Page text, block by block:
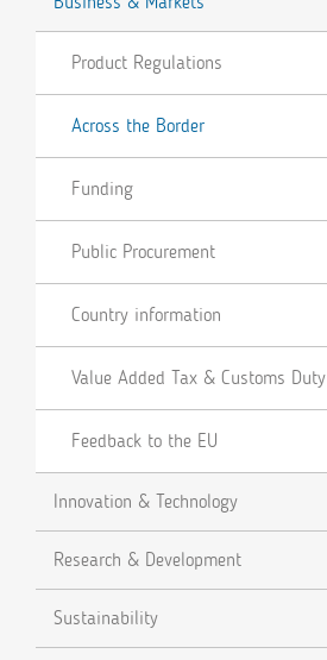
Product Regulations
Across the Border
Funding
Public Procurement
Country information
Value Added Tax & Customs Duty
Feedback to the EU
Innovation & Technology
Research & Development
Sustainability